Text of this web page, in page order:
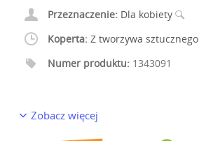
Przeznaczenie: Dla kobiety
Koperta: Z tworzywa sztucznego
Numer produktu: 1343091
Zobacz więcej